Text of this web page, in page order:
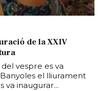
de la XXIV
del vespre es va
el lliurament
va inaugurar...